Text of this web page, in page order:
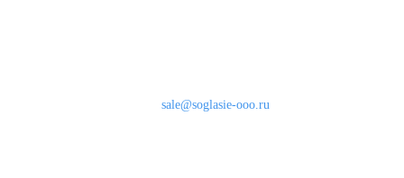
sale@soglasie-ooo.ru